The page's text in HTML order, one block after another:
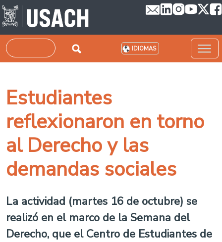
Pasar al contenido principal
Buscar IDIOMAS
Estudiantes
reflexionaron en torno
al Derecho y las
demandas sociales
La actividad (martes 16 de octubre) se
realizó en el marco de la Semana del
Derecho, que el Centro de Estudiantes de